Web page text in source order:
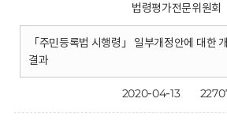
법령평가전문위원회
「주민등록법 시행령」 일부개정안에 대한
결과
2020-04-13